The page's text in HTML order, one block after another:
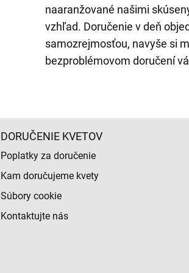
naaranžované našimi
vzhľad. Doručenie v deň
samozrejmosťou, navyše si
bezproblémovom doručení
DORUČENIE KVETOV
Poplatky za doručenie
Kam doručujeme kvety
Súbory cookie
Kontaktujte nás